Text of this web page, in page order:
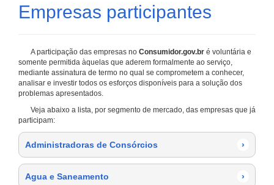
Empresas participantes
A participação das empresas no Consumidor.gov.br é voluntária e
somente permitida àquelas que aderem formalmente ao serviço,
mediante assinatura de termo no qual se comprometem a conhecer,
analisar e investir todos os esforços disponíveis para a solução dos
problemas apresentados.
Veja abaixo a lista, por segmento de mercado, das empresas que já
participam:
Administradoras de Consórcios ›
Agua e Saneamento ›